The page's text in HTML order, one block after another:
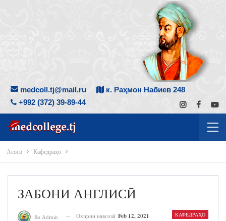
medcoll.tj@mail.ru
к. Раҳмон Набиев 248
+992 (372) 39-89-44
Асосӣ Кафедраҳо
ЗАБОНИ АНГЛИСӢ
КАФЕДРАҲО
Бо Admin Охирин навсозӣ Feb 12, 2021